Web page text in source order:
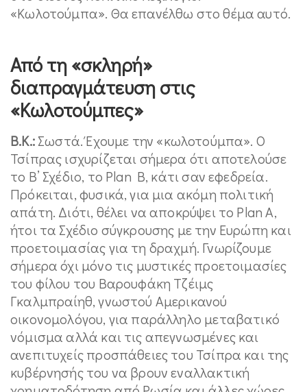
«Κωλοτούμπα». Θα επανέλθω στο θέμα αυτό.
Από τη «σκληρή»
διαπραγμάτευση στις
«Κωλοτούμπες»
Β.Κ.:Σωστά. Έχουμε την «κωλοτούμπα». Ο
Τσίπρας ισχυρίζεται σήμερα ότι αποτελούσε
το Β’ Σχέδιo, το Plan B, κάτι σαν εφεδρεία.
Πρόκειται, φυσικά, για μια ακόμη πολιτική
απάτη. Διότι, θέλει να αποκρύψει το Plan A,
ήτοι τα Σχέδιο σύγκρουσης με την Ευρώπη και
προετοιμασίας για τη δραχμή. Γνωρίζουμε
σήμερα όχι μόνο τις μυστικές προετοιμασίες
του φίλου του Βαρουφάκη Τζέιμς
Γκαλμπραίηθ, γνωστού Αμερικανού
οικονομολόγου, για παράλληλο μεταβατικό
νόμισμα αλλά και τις απεγνωσμένες και
ανεπιτυχείς προσπάθειες του Τσίπρα και της
κυβέρνησής του να βρουν εναλλακτική